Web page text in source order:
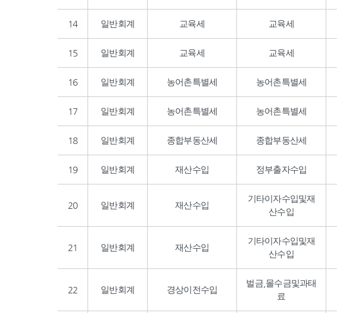
14 일반회계 교육세 교육세
15 일반회계 교육세 교육세
16 일반회계 농어촌특별세 농어촌특별세
17 일반회계 농어촌특별세 농어촌특별세
18 일반회계 종합부동산세 종합부동산세
19 일반회계 재산수입 정부출자수입
20 일반회계 재산수입
기타이자수입및재
산수입
21 일반회계 재산수입
기타이자수입및재
산수입
22 일반회계 경상이전수입
벌금,몰수금및과태
료